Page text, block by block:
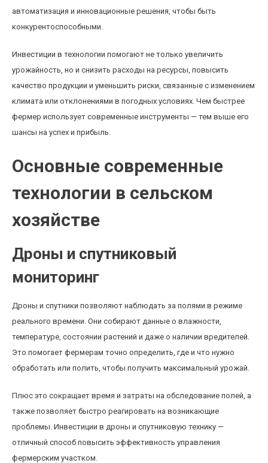
автоматизация и инновационные решения, чтобы быть
конкурентоспособными.
Инвестиции в технологии помогают не только увеличить
урожайность, но и снизить расходы на ресурсы, повысить
качество продукции и уменьшить риски, связанные с изменением
климата или отклонениями в погодных условиях. Чем быстрее
фермер использует современные инструменты — тем выше его
шансы на успех и прибыль.
Основные современные
технологии в сельском
хозяйстве
Дроны и спутниковый
мониторинг
Дроны и спутники позволяют наблюдать за полями в режиме
реального времени. Они собирают данные о влажности,
температуре, состоянии растений и даже о наличии вредителей.
Это помогает фермерам точно определить, где и что нужно
обработать или полить, чтобы получить максимальный урожай.
Плюс это сокращает время и затраты на обследование полей, а
также позволяет быстро реагировать на возникающие
проблемы. Инвестиции в дроны и спутниковую технику —
отличный способ повысить эффективность управления
фермерским участком.